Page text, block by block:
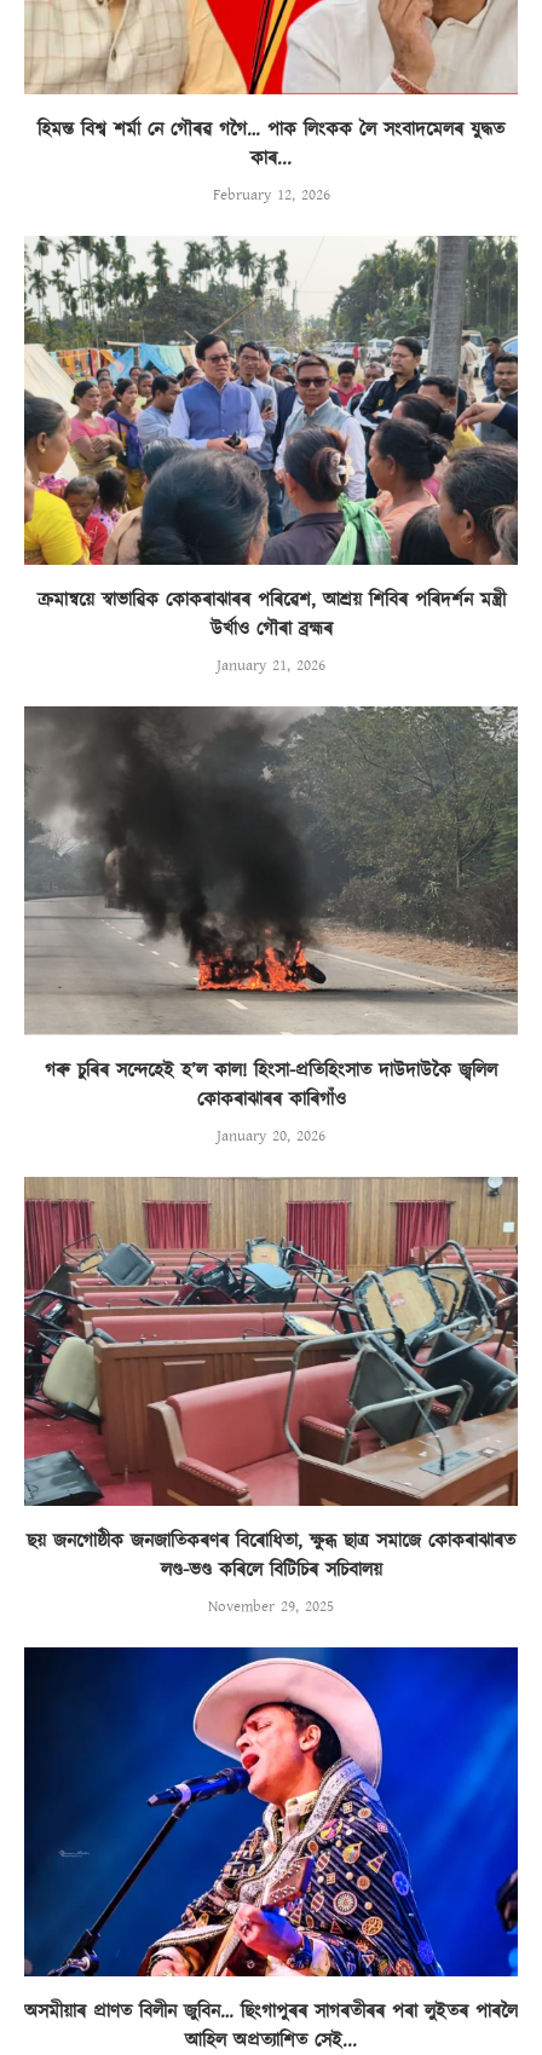
হিমন্ত বিশ্ব শৰ্মা নে গৌৰৱ গগৈ… পাক লিংকক লৈ সংবাদমেলৰ যুদ্ধত
কাৰ...
February 12, 2026
ক্ৰমান্বয়ে স্বাভাৱিক কোকৰাঝাৰৰ পৰিৱেশ, আশ্ৰয় শিবিৰ পৰিদৰ্শন মন্ত্ৰী
উৰ্খাও গৌৰা ব্ৰহ্মৰ
January 21, 2026
গৰু চুৰিৰ সন্দেহেই হ’ল কাল! হিংসা-প্ৰতিহিংসাত দাউদাউকৈ জ্বলিল
কোকৰাঝাৰৰ কাৰিগাঁও
January 20, 2026
ছয় জনগোষ্ঠীক জনজাতিকৰণৰ বিৰোধিতা, ক্ষুব্ধ ছাত্ৰ সমাজে কোকৰাঝাৰত
লণ্ড-ভণ্ড কৰিলে বিটিচিৰ সচিবালয়
November 29, 2025
অসমীয়াৰ প্ৰাণত বিলীন জুবিন… ছিংগাপুৰৰ সাগৰতীৰৰ পৰা লুইতৰ পাৰলৈ
আহিল অপ্ৰত্যাশিত সেই...